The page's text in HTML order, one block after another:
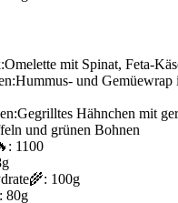
Omelette mit Spinat, Feta-
Hummus- und
Gegrilltes Hähnchen mit
und grünen Bohnen
1100
🌾: 100g
80g